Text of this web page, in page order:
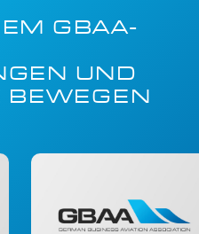
GBAA-
UND
BEWEGEN